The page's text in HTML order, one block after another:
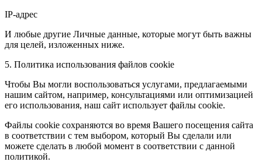
IP-адрес
И любые другие Личные данные, которые могут быть важны
для целей, изложенных ниже.
5. Политика использования файлов cookie
Чтобы Вы могли воспользоваться услугами, предлагаемыми
нашим сайтом, например, консультациями или оптимизацией
его использования, наш сайт использует файлы cookie.
Файлы cookie сохраняются во время Вашего посещения сайта
в соответствии с тем выбором, который Вы сделали или
можете сделать в любой момент в соответствии с данной
политикой.